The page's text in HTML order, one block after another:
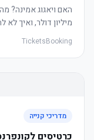
מיליון דולר, ואיך
ומהימנה.
TicketsBooking
מדריכי קנייה
כרטיסים